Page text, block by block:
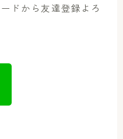
ドから友達登録よろ